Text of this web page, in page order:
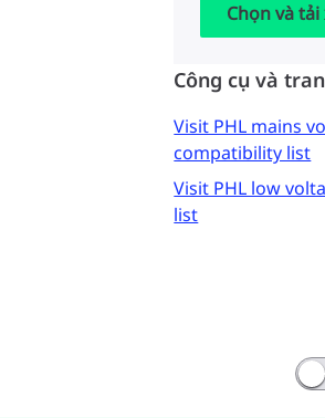
Chọn và
Công cụ và
Visit PHL mains
compatibility list
Visit PHL low
list